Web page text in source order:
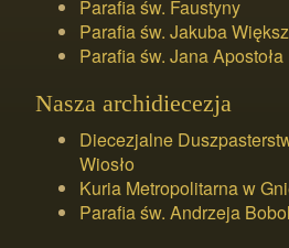
Parafia św. Faustyny
Parafia św. Jakuba
Parafia św. Jana Apostoła
Nasza archidiecezja
Diecezjalne
Wiosło
Kuria Metropolitarna w
Parafia św. Andrzeja